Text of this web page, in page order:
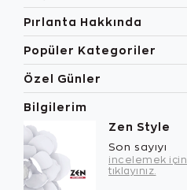
Pırlanta Hakkında
Popüler Kategoriler
Özel Günler
Bilgilerim
Zen Style
Son sayıyı
incelemek için
tıklayınız.